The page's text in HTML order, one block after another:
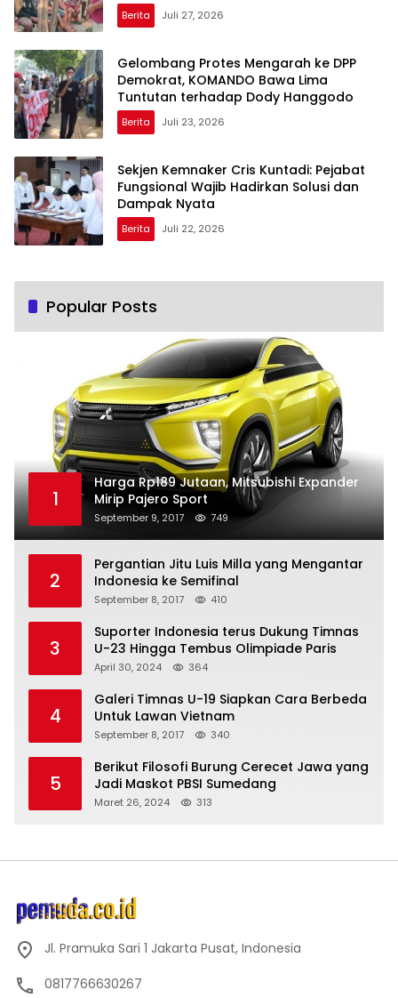
Berita Juli 27, 2026
Gelombang Protes Mengarah ke DPP
Demokrat, KOMANDO Bawa Lima
Tuntutan terhadap Dody Hanggodo
Berita Juli 23, 2026
Sekjen Kemnaker Cris Kuntadi: Pejabat
Fungsional Wajib Hadirkan Solusi dan
Dampak Nyata
Berita Juli 22, 2026
Popular Posts
1
Harga Rp189 Jutaan, Mitsubishi Expander
Mirip Pajero Sport
September 9, 2017 749
2
Pergantian Jitu Luis Milla yang Mengantar
Indonesia ke Semifinal
September 8, 2017 410
3
Suporter Indonesia terus Dukung Timnas
U-23 Hingga Tembus Olimpiade Paris
April 30, 2024 364
4
Galeri Timnas U-19 Siapkan Cara Berbeda
Untuk Lawan Vietnam
September 8, 2017 340
5
Berikut Filosofi Burung Cerecet Jawa yang
Jadi Maskot PBSI Sumedang
Maret 26, 2024 313
Jl. Pramuka Sari 1 Jakarta Pusat, Indonesia
0817766630267